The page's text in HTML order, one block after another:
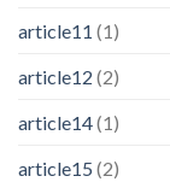
article11 (1)
article12 (2)
article14(1)
article15 (2)